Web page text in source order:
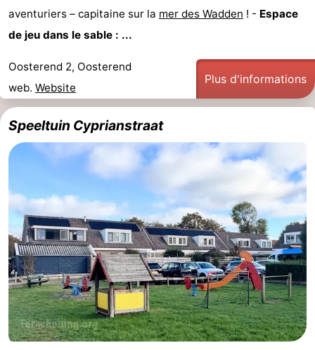
aventuriers – capitaine sur la mer des Wadden ! - Espace
de jeu dans le sable : ...
Oosterend 2, Oosterend
web. Website
Plus d'informations
Speeltuin Cyprianstraat